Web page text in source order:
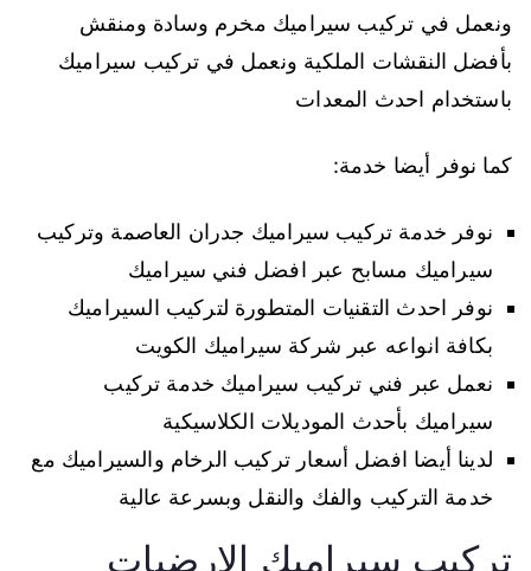
ونعمل في تركيب سيراميك مخرم وسادة ومنقش
بأفضل النقشات الملكية ونعمل في تركيب سيراميك
باستخدام احدث المعدات
كما نوفر أيضا خدمة:
نوفر خدمة تركيب سيراميك جدران العاصمة وتركيب
سيراميك مسابح عبر افضل فني سيراميك
نوفر احدث التقنيات المتطورة لتركيب السيراميك
بكافة انواعه عبر شركة سيراميك الكويت
نعمل عبر فني تركيب سيراميك خدمة تركيب
سيراميك بأحدث الموديلات الكلاسيكية
لدينا أيضا افضل أسعار تركيب الرخام والسيراميك مع
خدمة التركيب والفك والنقل وبسرعة عالية
تركيب سيراميك الارضيات